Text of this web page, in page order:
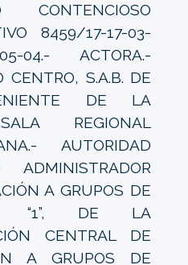
8459/17-17-03-
05-04.- ACTORA.-
CENTRO, S.A.B. DE
DE LA
REGIONAL
AUTORIDAD
ADMINISTRADOR
A GRUPOS DE
“1”, DE LA
CENTRAL DE
A GRUPOS DE